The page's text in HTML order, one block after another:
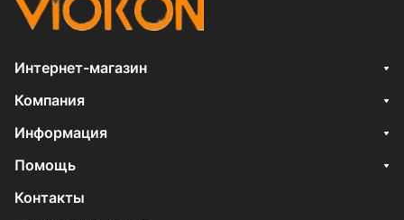
Интернет-магазин
Компания
Информация
Помощь
Контакты